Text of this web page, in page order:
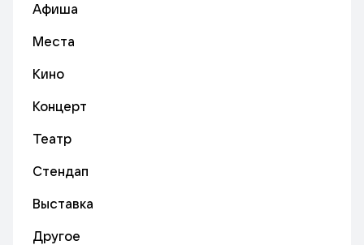
Афиша
Места
Кино
Концерт
Театр
Стендап
Выставка
Другое